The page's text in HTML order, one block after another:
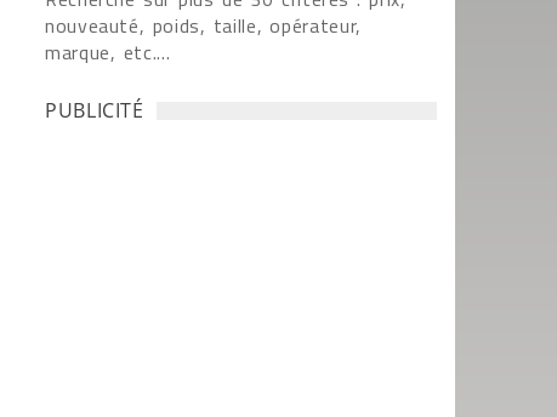
nouveauté, poids, taille, opérateur,
marque, etc....
PUBLICITÉ